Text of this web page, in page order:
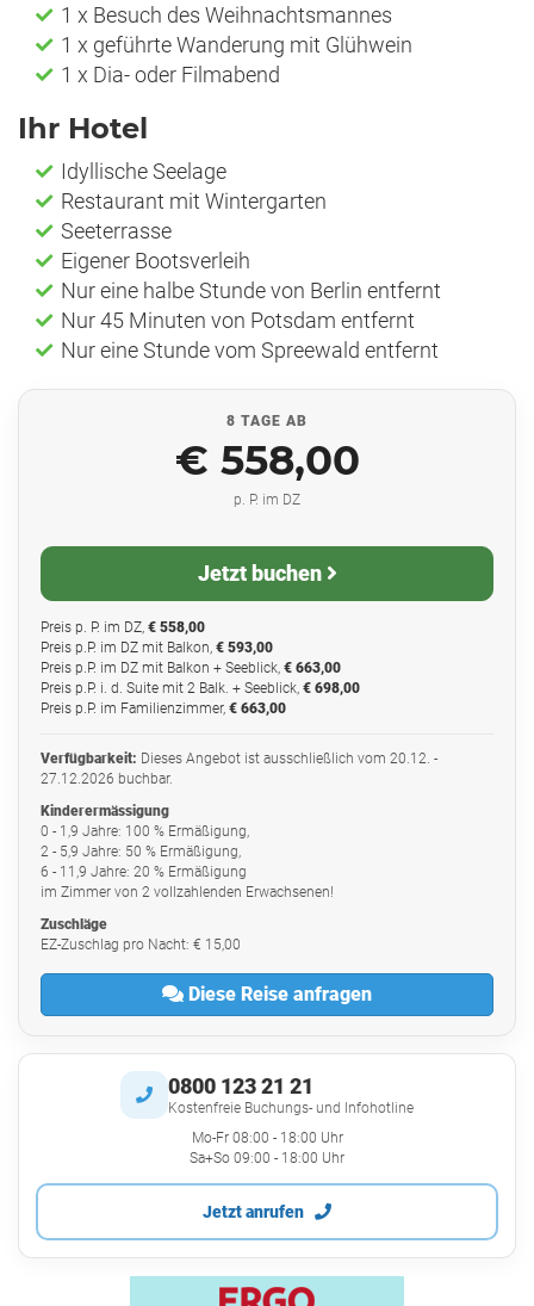
1 x Besuch des Weihnachtsmannes
1 x geführte Wanderung mit Glühwein
1 x Dia- oder Filmabend
Ihr Hotel
Idyllische Seelage
Restaurant mit Wintergarten
Seeterrasse
Eigener Bootsverleih
Nur eine halbe Stunde von Berlin entfernt
Nur 45 Minuten von Potsdam entfernt
Nur eine Stunde vom Spreewald entfernt
8 TAGE AB
€ 558,00
p. P. im DZ
Jetzt buchen
Preis p. P. im DZ, € 558,00
Preis p.P. im DZ mit Balkon, € 593,00
Preis p.P. im DZ mit Balkon + Seeblick, € 663,00
Preis p.P. i. d. Suite mit 2 Balk. + Seeblick, € 698,00
Preis p.P. im Familienzimmer, € 663,00
Verfügbarkeit: Dieses Angebot ist ausschließlich vom 20.12. -
27.12.2026 buchbar.
Kinderermässigung
0 - 1,9 Jahre: 100 % Ermäßigung,
2 - 5,9 Jahre: 50 % Ermäßigung,
6 - 11,9 Jahre: 20 % Ermäßigung
im Zimmer von 2 vollzahlenden Erwachsenen!
Zuschläge
EZ-Zuschlag pro Nacht: € 15,00
Diese Reise anfragen
0800 123 21 21
Kostenfreie Buchungs- und Infohotline
Mo-Fr 08:00 - 18:00 Uhr
Sa+So 09:00 - 18:00 Uhr
Jetzt anrufen